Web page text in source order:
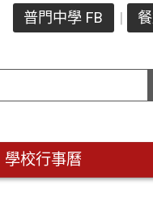
普門中學 FB
學校行事曆